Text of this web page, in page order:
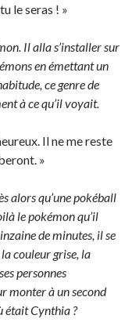
le seras ! »
Il alla s’installer sur
en émettant un
ce genre de
à ce qu’il voyait.
Il ne me reste
»
alors qu’une pokéball
le pokémon qu’il
de minutes, il se
couleur grise, la
personnes
monter à un second
était Cynthia ?